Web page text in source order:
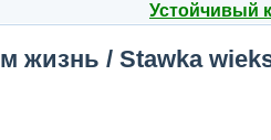
Устойчивый
жизнь / Stawka